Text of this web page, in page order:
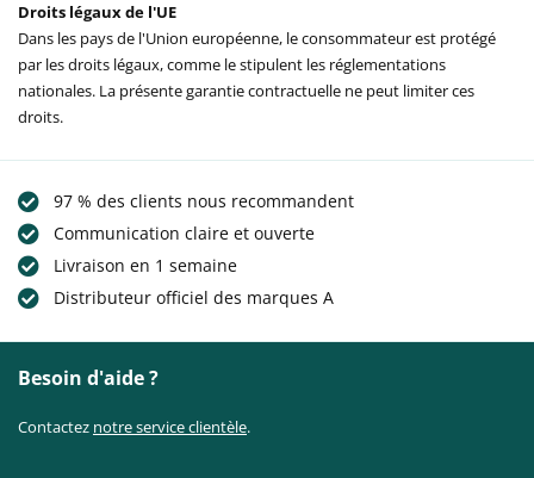
Droits légaux de l'UE
Dans les pays de l'Union européenne, le consommateur est protégé
par les droits légaux, comme le stipulent les réglementations
nationales. La présente garantie contractuelle ne peut limiter ces
droits.
97 % des clients nous recommandent
Communication claire et ouverte
Livraison en 1 semaine
Distributeur officiel des marques A
Besoin d'aide ?
Contactez notre service clientèle.